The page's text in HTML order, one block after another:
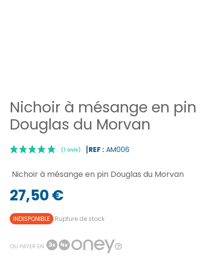
Nichoir à mésange en pin
Douglas du Morvan
REF : AM006
Nichoir à mésange en pin Douglas du Morvan
27,50 €
INDISPONIBLE Rupture de stock
OU PAYER EN